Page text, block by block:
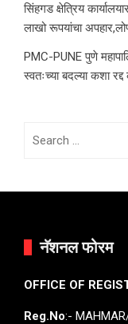
सिंहगड क्षेत्रिय
लाखो रूपयांचा
PMC-PUNE पुणे
स्वतःच्या बदल्या कशा
नॅशनल फोरम
OFFICE OF
Reg.No:-